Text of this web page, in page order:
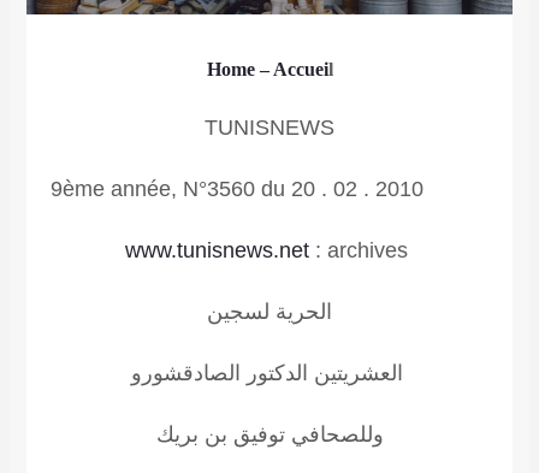
Home– Accueil
TUNISNEWS
9ème année, N°3560 du 20 . 02 . 2010
archives
:
www.tunisnews.net
الحرية لسجين
العشريتين الدكتور الصادقشورو
وللصحافي توفيق بن بريك